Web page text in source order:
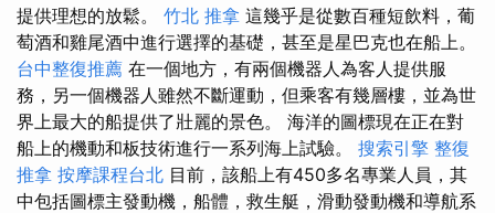
提供理想的放鬆。 竹北 推拿 這幾乎是從數百種短飲料，葡
萄酒和雞尾酒中進行選擇的基礎，甚至是星巴克也在船上。
台中整復推薦 在一個地方，有兩個機器人為客人提供服
務，另一個機器人雖然不斷運動，但乘客有幾層樓，並為世
界上最大的船提供了壯麗的景色。 海洋的圖標現在正在對
船上的機動和板技術進行一系列海上試驗。 搜索引擎 整復
推拿 按摩課程台北 目前，該船上有450多名專業人員，其
中包括圖標主發動機，船體，救生艇，滑動發動機和導航系